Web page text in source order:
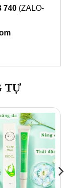
740 (ZALO-
TỰ